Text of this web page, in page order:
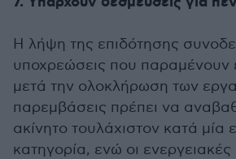
Η λήψη της επιδότησης
υποχρεώσεις που παραμένουν
μετά την ολοκλήρωση των
παρεμβάσεις πρέπει να
ακίνητο τουλάχιστον κατά μία
κατηγορία, ενώ οι